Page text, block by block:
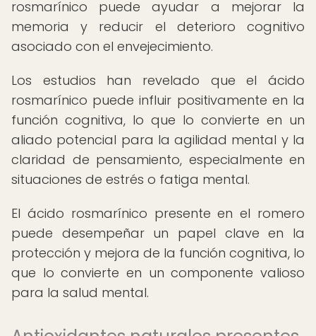
rosmarínico puede ayudar a mejorar la
memoria y reducir el deterioro cognitivo
asociado con el envejecimiento.
Los estudios han revelado que el ácido
rosmarínico puede influir positivamente en la
función cognitiva, lo que lo convierte en un
aliado potencial para la agilidad mental y la
claridad de pensamiento, especialmente en
situaciones de estrés o fatiga mental.
El ácido rosmarínico presente en el romero
puede desempeñar un papel clave en la
protección y mejora de la función cognitiva, lo
que lo convierte en un componente valioso
para la salud mental.